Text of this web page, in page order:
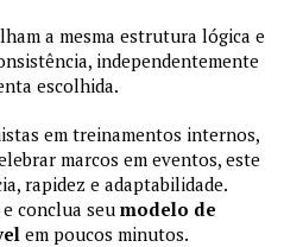
a mesma estrutura lógica e
independentemente
escolhida.
em treinamentos internos,
marcos em eventos, este
rapidez e adaptabilidade.
conclua seu modelo de
em poucos minutos.